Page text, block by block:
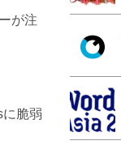
が注
に脆弱